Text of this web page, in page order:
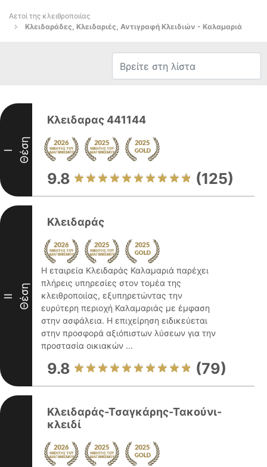
Αετοί της κλειθροποιίας
Κλειδαράδες, Κλειδαριές, Αντιγραφή Κλειδιών - Καλαμαριά
I Θέση
Κλειδαρας 441144
9.8 (125)
II Θέση
Κλειδαράς
Η εταιρεία Κλειδαράς Καλαμαριά παρέχει
πλήρεις υπηρεσίες στον τομέα της
κλειθροποιίας, εξυπηρετώντας την
ευρύτερη περιοχή Καλαμαριάς με έμφαση
στην ασφάλεια. Η επιχείρηση ειδικεύεται
στην προσφορά αξιόπιστων λύσεων για την
προστασία οικιακών ...
9.8 (79)
Κλειδαράς-Τσαγκάρης-Τακούνι-
κλειδί